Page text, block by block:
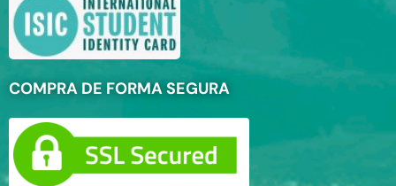
COMPRA DE FORMA SEGURA